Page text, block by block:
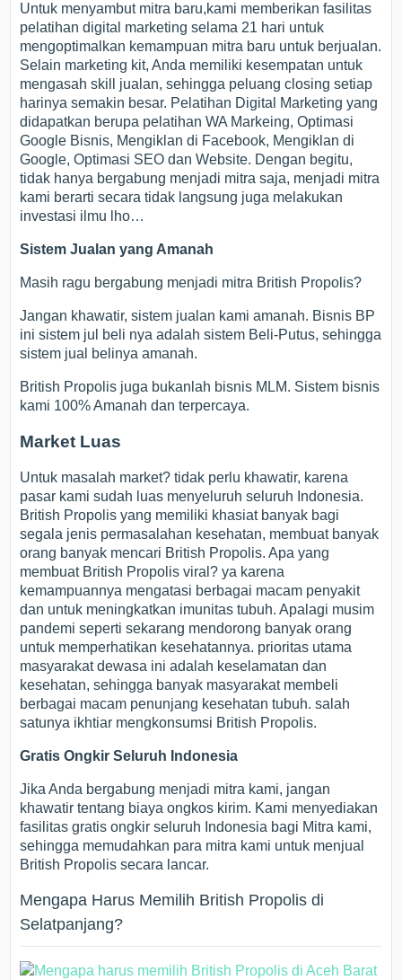
Untuk menyambut mitra baru,kami memberikan fasilitas
pelatihan digital marketing selama 21 hari untuk
mengoptimalkan kemampuan mitra baru untuk berjualan.
Selain marketing kit, Anda memiliki kesempatan untuk
mengasah skill jualan, sehingga peluang closing setiap
harinya semakin besar. Pelatihan Digital Marketing yang
didapatkan berupa pelatihan WA Markeing, Optimasi
Google Bisnis, Mengiklan di Facebook, Mengiklan di
Google, Optimasi SEO dan Website. Dengan begitu,
tidak hanya bergabung menjadi mitra saja, menjadi mitra
kami berarti secara tidak langsung juga melakukan
investasi ilmu lho…
Sistem Jualan yang Amanah
Masih ragu bergabung menjadi mitra British Propolis?
Jangan khawatir, sistem jualan kami amanah. Bisnis BP
ini sistem jul beli nya adalah sistem Beli-Putus, sehingga
sistem jual belinya amanah.
British Propolis juga bukanlah bisnis MLM. Sistem bisnis
kami 100% Amanah dan terpercaya.
Market Luas
Untuk masalah market? tidak perlu khawatir, karena
pasar kami sudah luas menyeluruh seluruh Indonesia.
British Propolis yang memiliki khasiat banyak bagi
segala jenis permasalahan kesehatan, membuat banyak
orang banyak mencari British Propolis. Apa yang
membuat British Propolis viral? ya karena
kemampuannya mengatasi berbagai macam penyakit
dan untuk meningkatkan imunitas tubuh. Apalagi musim
pandemi seperti sekarang mendorong banyak orang
untuk memperhatikan kesehatannya. prioritas utama
masyarakat dewasa ini adalah keselamatan dan
kesehatan, sehingga banyak masyarakat membeli
berbagai macam penunjang kesehatan tubuh. salah
satunya ikhtiar mengkonsumsi British Propolis.
Gratis Ongkir Seluruh Indonesia
Jika Anda bergabung menjadi mitra kami, jangan
khawatir tentang biaya ongkos kirim. Kami menyediakan
fasilitas gratis ongkir seluruh Indonesia bagi Mitra kami,
sehingga memudahkan para mitra kami untuk menjual
British Propolis secara lancar.
Mengapa Harus Memilih British Propolis di
Selatpanjang?